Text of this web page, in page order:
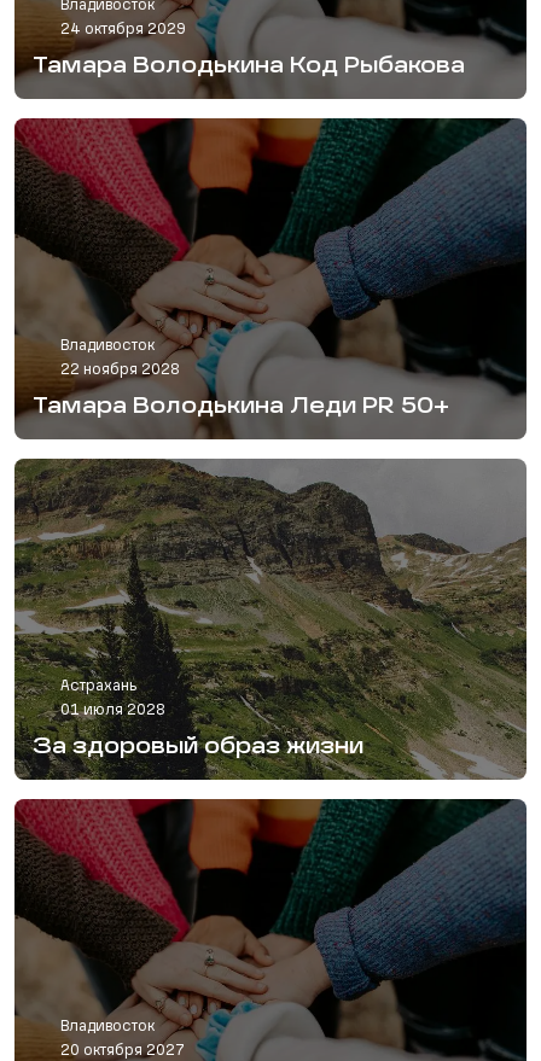
Владивосток
24 октября 2029
Тамара Володькина Код Рыбакова
Владивосток
22 ноября 2028
Тамара Володькина Леди PR 50+
Астрахань
01 июля 2028
За здоровый образ жизни
Владивосток
20 октября 2027